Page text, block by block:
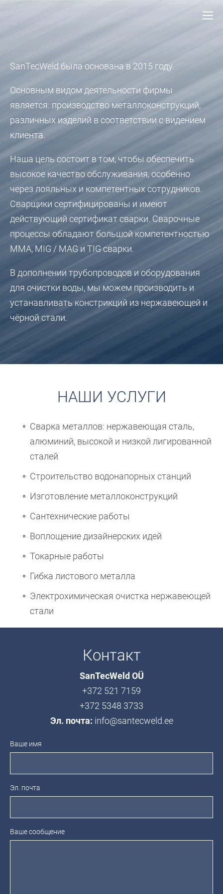
SanTecWeld была основана в 2015 году.
Основным видом деятельности фирмы
является: производство металлоконструкций,
различных изделий в соответствии с видением
клиента.
Наша цель состоит в том, чтобы обеспечить
высокое качество обслуживания, особенно
через лояльных и компетентных сотрудников.
Сварщики сертифицированы и имеют
действующий сертификат сварки. Сварочные
процессы обладают большой компетентностью
MMA, MIG / MAG и TIG сварки.
В дополнении трубопроводов и оборудования
для очистки воды, мы можем производить и
устанавливать констрикций из нержавеющей и
чёрной стали.
НАШИ УСЛУГИ
Сварка металлов: нержавеющая сталь,
алюминий, высокой и низкой лигированной
сталей
Строительство водонапорных станций
Изготовление металлоконструкций
Сантехнические работы
Воплощение дизайнерских идей
Токарные работы
Гибка листового металла
Электрохимическая очистка нержавеющей
стали
Контакт
SanTecWeld OÜ
+372 521 7159
+372 5348 3733
Эл. почта: info@santecweld.ee
Ваше имя
Эл. почта
Ваше сообщение